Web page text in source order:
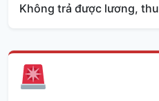
Không trả được lương,